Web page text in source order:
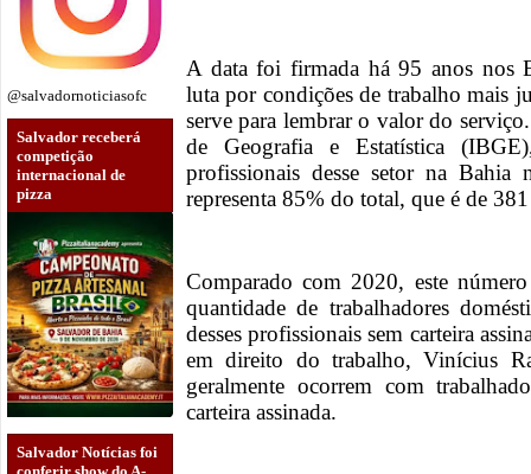
@salvadornoticiasofc
Salvador receberá
competição
internacional de
pizza
Salvador Notícias foi
A data foi firmada há 95 anos nos
luta por condições de trabalho mais
serve para lembrar o valor do
de Geografia e Estatística
profissionais desse setor na Bahia
representa 85% do total, que é de
Comparado com 2020, este
quantidade de trabalhadores
desses profissionais sem carteira
em direito do trabalho, Vinícius
geralmente ocorrem com
carteira assinada.